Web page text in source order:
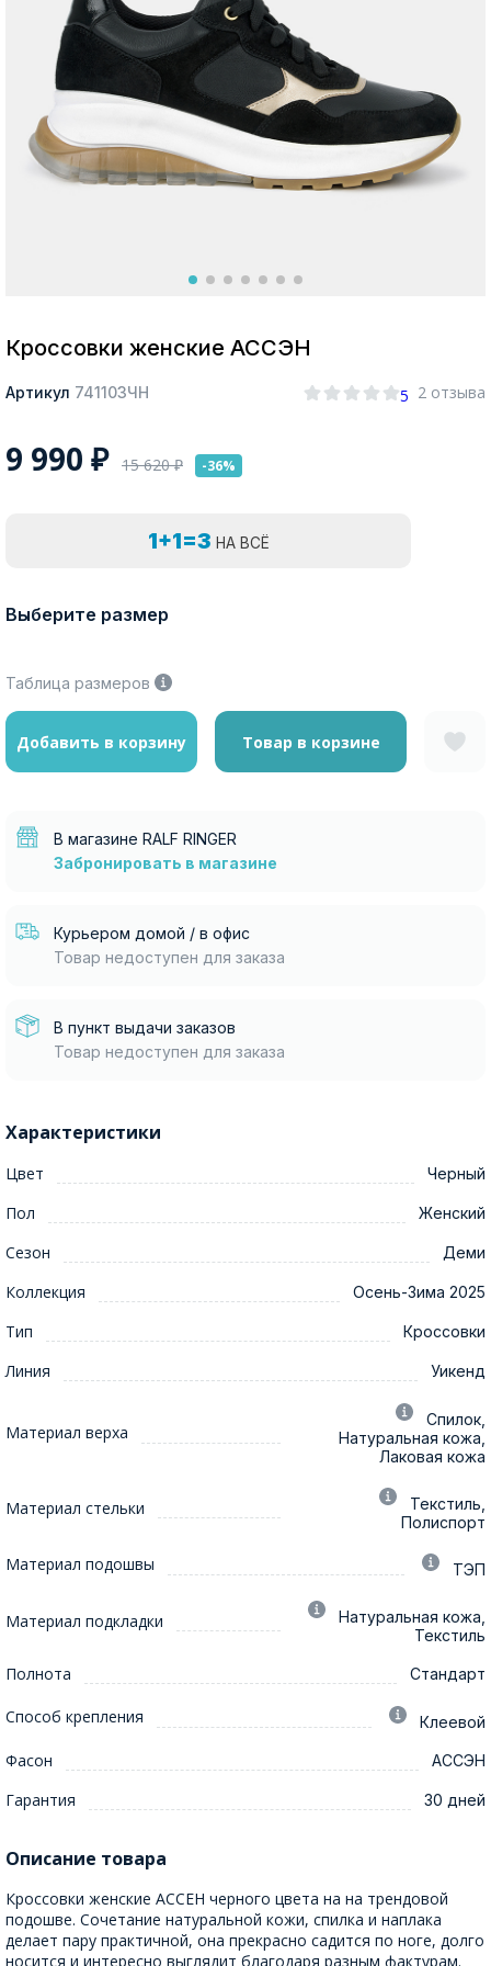
Москва
Кроссовки женские АССЭН
Артикул 741103ЧН 5 2 отзыва
9 990 ₽ 15 620₽ -36%
1+1=3 НА ВСЁ
Выберите размер
Таблица размеров
Добавить в корзину Товар в корзине
В магазине RALF RINGER
Забронировать в магазине
Курьером домой / в офис
Товар недоступен для заказа
В пункт выдачи заказов
Товар недоступен для заказа
Характеристики
Цвет Черный
Пол Женский
Сезон Деми
Коллекция Осень-Зима 2025
Тип Кроссовки
Линия Уикенд
Материал верха
Спилок,
Натуральная кожа,
Лаковая кожа
Материал стельки
Текстиль,
Полиспорт
Материал подошвы ТЭП
Материал подкладки
Натуральная кожа,
Текстиль
Полнота Стандарт
Способ крепления Клеевой
Фасон АССЭН
Гарантия 30 дней
Описание товара
Кроссовки женские АССЕН черного цвета на на трендовой
подошве. Сочетание натуральной кожи, спилка и наплака
делает пару практичной, она прекрасно садится по ноге, долго
носится и интересно выглядит благодаря разным фактурам.